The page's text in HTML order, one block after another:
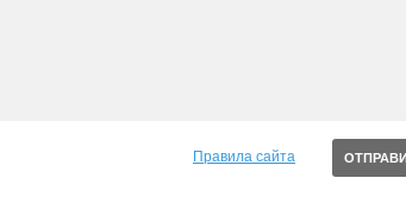
Правила сайта